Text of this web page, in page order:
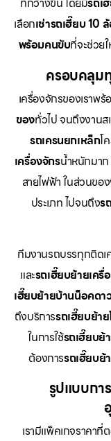
เลือกเช่ารถเฮี๊ยบ 10
พร้อมคนขับที่จะช่วย
ครอบคลุม
เครื่องจักรของเราพ
ของทั่วไป จนถึงงาน
รถเครนยกเหล็กโ
เครื่องจักรน้ำหนักมาก
สายไฟฟ้า ในส่วนขอ
ประเภท ไปจนถึงร
ทีมงานรถบรรทุกติดเ
และรถเฮี๊ยบย้ายเครื่
เฮี๊ยบย้ายบ้านน็อคดา
ถึงบริการรถเฮี๊ยบย้า
ในการใช้รถเฮี๊ยบย้
ต้องการรถเฮี๊ยบย้
รูปแบบกา
เรามีแพ็คเกจราคา